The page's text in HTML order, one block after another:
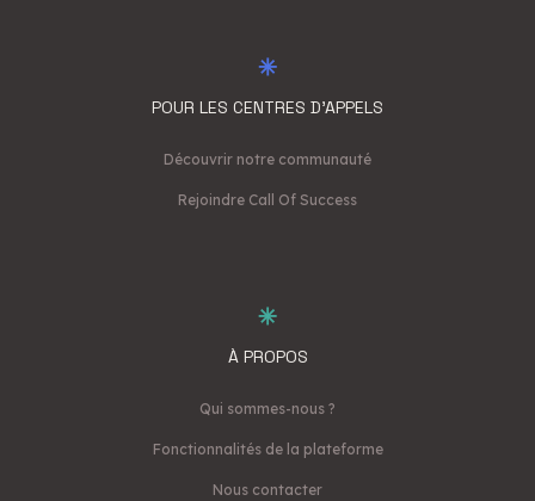
POUR LES CENTRES D'APPELS
Découvrir notre communauté
Rejoindre Call Of Success
À PROPOS
Qui sommes-nous ?
Fonctionnalités de la plateforme
Nous contacter